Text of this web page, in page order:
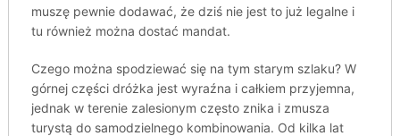
muszę pewnie dodawać, że dziś nie jest to już legalne i
tu również można dostać mandat.
Czego można spodziewać się na tym starym szlaku? W
górnej części dróżka jest wyraźna i całkiem przyjemna,
jednak w terenie zalesionym często znika i zmusza
turystą do samodzielnego kombinowania. Od kilka lat